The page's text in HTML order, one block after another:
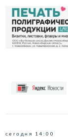
сегодня 14:00